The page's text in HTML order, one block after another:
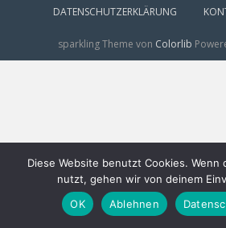
DATENSCHUTZERKLÄRUNG
sparkling Theme von Colorlib
Diese Website benutzt Cookies.
nutzt, gehen wir von deinem
OK
Ablehnen